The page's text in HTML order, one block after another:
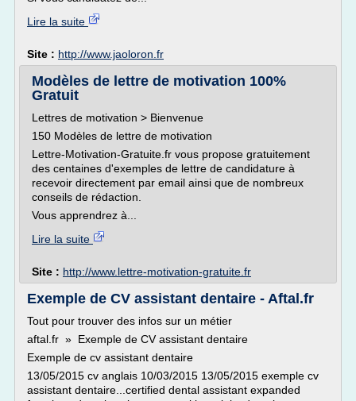
Lire la suite
Site : http://www.jaoloron.fr
Modèles de lettre de motivation 100%
Gratuit
Lettres de motivation > Bienvenue
150 Modèles de lettre de motivation
Lettre-Motivation-Gratuite.fr vous propose gratuitement
des centaines d'exemples de lettre de candidature à
recevoir directement par email ainsi que de nombreux
conseils de rédaction.
Vous apprendrez à...
Lire la suite
Site : http://www.lettre-motivation-gratuite.fr
Exemple de CV assistant dentaire - Aftal.fr
Tout pour trouver des infos sur un métier
aftal.fr » Exemple de CV assistant dentaire
Exemple de cv assistant dentaire
13/05/2015 cv anglais 10/03/2015 13/05/2015 exemple cv
assistant dentaire...certified dental assistant expanded